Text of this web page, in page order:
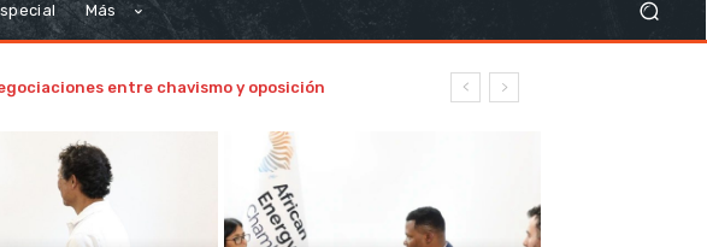
Más
entre chavismo y oposición